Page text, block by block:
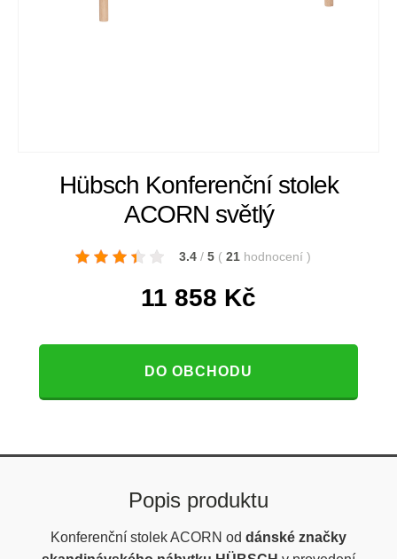
Hübsch Konferenční stolek
ACORN světlý
3.4 / 5 ( 21 hodnocení )
11 858 Kč
DO OBCHODU
Popis produktu
Konferenční stolek ACORN od dánské značky